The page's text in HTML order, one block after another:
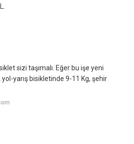
sizi taşımalı. Eğer bu işe yeni
yarış bisikletinde 9-11 Kg, şehir